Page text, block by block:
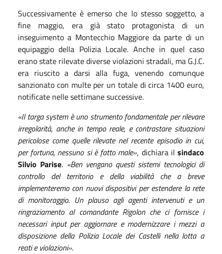
Successivamente è emerso che lo stesso soggetto, a
fine maggio, era già stato protagonista di un
inseguimento a Montecchio Maggiore da parte di un
equipaggio della Polizia Locale. Anche in quel caso
erano state rilevate diverse violazioni stradali, ma G.J.C.
era riuscito a darsi alla fuga, venendo comunque
sanzionato con multe per un totale di circa 1400 euro,
notificate nelle settimane successive.
«Il targa system è uno strumento fondamentale per rilevare
irregolarità, anche in tempo reale, e contrastare situazioni
pericolose come quelle rilevate nel recente episodio in cui,
per fortuna, nessuno si è fatto male», dichiara ilsindaco
Silvio Parise. «Ben vengano questi sistemi tecnologici di
controllo del territorio e della viabilità che a breve
implementeremo con nuovi dispositivi per estendere la rete
di monitoraggio. Un plauso agli agenti intervenuti e un
ringraziamento al comandante Rigolon che ci fornisce i
necessari input per aggiornare e modernizzare i mezzi a
disposizione della Polizia Locale dei Castelli nella lotta a
reati e violazioni».